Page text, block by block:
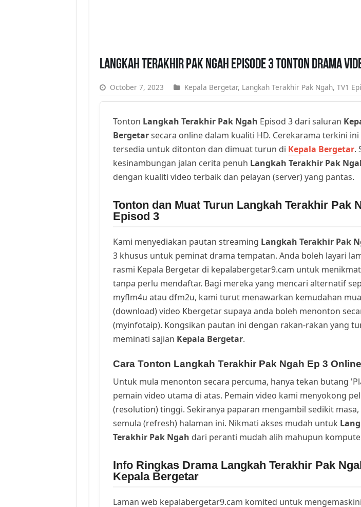
Langkah Terakhir Pak Ngah Episode 3 Tonton Drama
October 7, 2023 Kepala Bergetar, Langkah Terakhir Pak Ngah, TV1
Tonton Langkah Terakhir Pak Ngah Episod 3 dari saluran
Bergetarsecara online dalam kualiti HD. Cerekarama terkini ini
tersedia untuk ditonton dan dimuat turun di Kepala Bergetar.
kesinambungan jalan cerita penuh Langkah Terakhir Pak
dengan kualiti video terbaik dan pelayan (server) yang pantas.
Tonton dan Muat Turun Langkah Terakhir Pak
Episod 3
Kami menyediakan pautan streaming Langkah Terakhir Pak
3 khusus untuk peminat drama tempatan. Anda boleh layari
rasmi Kepala Bergetar di kepalabergetar9.cam untuk
tanpa perlu mendaftar. Bagi mereka yang mencari alternatif
myflm4u atau dfm2u, kami turut menawarkan kemudahan
(download) video Kbergetar supaya anda boleh menonton
(myinfotaip). Kongsikan pautan ini dengan rakan-rakan yang
meminati sajian Kepala Bergetar.
Cara Tonton Langkah Terakhir Pak Ngah Ep 3 Online
Untuk mula menonton secara percuma, hanya tekan butang
pemain video utama di atas. Pemain video kami menyokong
(resolution) tinggi. Sekiranya paparan mengambil sedikit
semula (refresh) halaman ini. Nikmati akses mudah untuk
Terakhir Pak Ngah dari peranti mudah alih mahupun
Info Ringkas Drama Langkah Terakhir Pak
Kepala Bergetar
Laman web kepalabergetar9.cam komited untuk